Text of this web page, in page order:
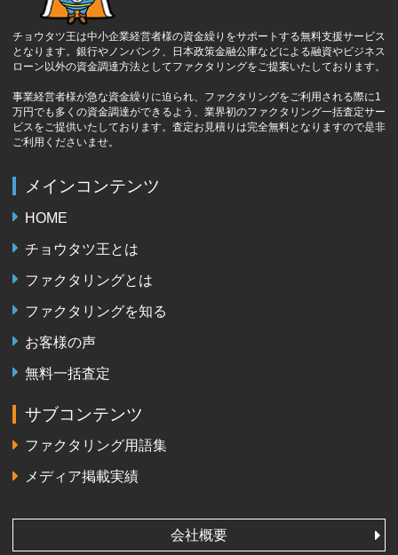
チョウタツ王は中小企業経営者様の資金繰りをサポートする無料支援サービス
となります。銀行やノンバンク、日本政策金融公庫などによる融資やビジネス
ローン以外の資金調達方法としてファクタリングをご提案いたしております。
事業経営者様が急な資金繰りに迫られ、ファクタリングをご利用される際に1
万円でも多くの資金調達ができるよう、業界初のファクタリング一括査定サー
ビスをご提供いたしております。査定お見積りは完全無料となりますので是非
ご利用くださいませ。
メインコンテンツ
HOME
チョウタツ王とは
ファクタリングとは
ファクタリングを知る
お客様の声
無料一括査定
サブコンテンツ
ファクタリング用語集
メディア掲載実績
会社概要